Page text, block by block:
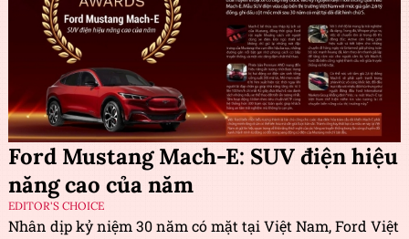
Ford Mustang Mach-E: SUV điện hiệu
năng cao của năm
EDITOR'S CHOICE
Nhân dịp kỷ niệm 30 năm có mặt tại Việt Nam, Ford Việt